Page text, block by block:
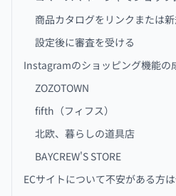
商品カタログをリンクまたは
設定後に審査を受ける
Instagramのショッピング機能の
ZOZOTOWN
fifth（フィフス）
北欧、暮らしの道具店
BAYCREW'S STORE
ECサイトについて不安がある方